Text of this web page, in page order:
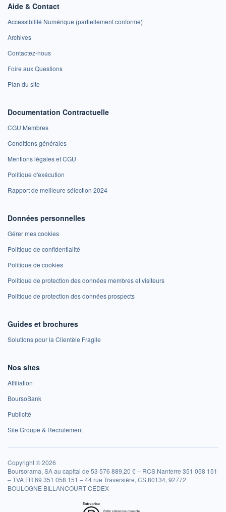
Aide & Contact
Accessibilité Numérique (partiellement conforme)
Archives
Contactez-nous
Foire aux Questions
Plan du site
Documentation Contractuelle
CGU Membres
Conditions générales
Mentions légales et CGU
Politique d'exécution
Rapport de meilleure sélection 2024
Données personnelles
Gérer mes cookies
Politique de confidentialité
Politique de cookies
Politique de protection des données membres et visiteurs
Politique de protection des données prospects
Guides et brochures
Solutions pour la Clientèle Fragile
Nos sites
Affiliation
BoursoBank
Publicité
Site Groupe & Recrutement
Copyright © 2026
Boursorama, SA au capital de 53 576 889,20 € – RCS Nanterre 351 058 151
– TVA FR 69 351 058 151 – 44 rue Traversière, CS 80134, 92772
BOULOGNE BILLANCOURT CEDEX